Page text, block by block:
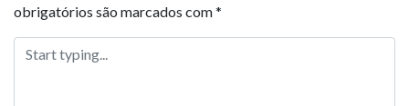
obrigatórios são marcados com*